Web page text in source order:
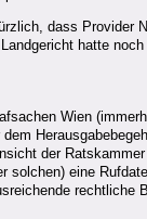
dass Provider
hatte
Wien
der
solchen) eine